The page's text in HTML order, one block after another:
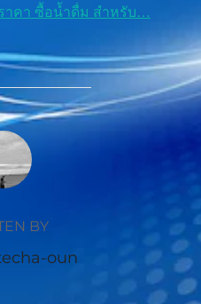
าคา ซื้อน้ำดื่ม สำหรับ…
BY
oun